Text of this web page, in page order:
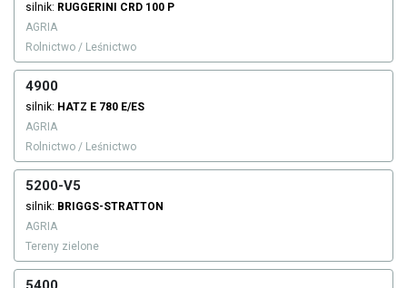
silnik: RUGGERINI
CRD 100 P
AGRIA
Rolnictwo / Leśnictwo
4900
silnik: HATZ E 780 E/ES
AGRIA
Rolnictwo / Leśnictwo
5200-V5
silnik: BRIGGS-STRATTON
AGRIA
Tereny zielone